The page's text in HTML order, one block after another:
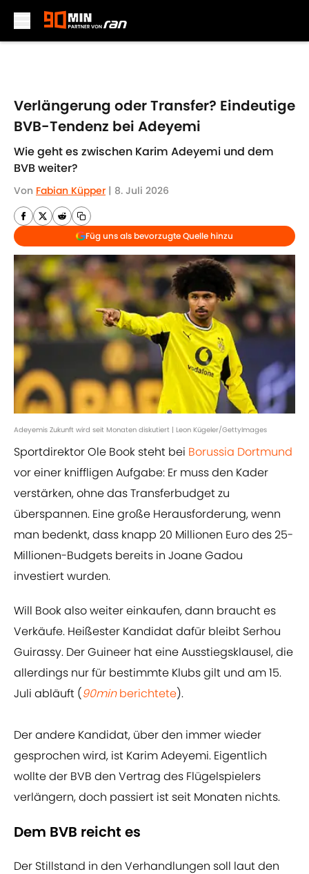
Verlängerung oder Transfer? Eindeutige
BVB-Tendenz bei Adeyemi
Wie geht es zwischen Karim Adeyemi und dem
BVB weiter?
Von Fabian Küpper | 8. Juli 2026
Füg uns als bevorzugte Quelle hinzu
Adeyemis Zukunft wird seit Monaten diskutiert | Leon Kügeler/GettyImages
Sportdirektor Ole Book steht bei Borussia Dortmund
vor einer kniffligen Aufgabe: Er muss den Kader
verstärken, ohne das Transferbudget zu
überspannen. Eine große Herausforderung, wenn
man bedenkt, dass knapp 20 Millionen Euro des 25-
Millionen-Budgets bereits in Joane Gadou
investiert wurden.
Will Book also weiter einkaufen, dann braucht es
Verkäufe. Heißester Kandidat dafür bleibt Serhou
Guirassy. Der Guineer hat eine Ausstiegsklausel, die
allerdings nur für bestimmte Klubs gilt und am 15.
Juli abläuft (90minberichtete).
Der andere Kandidat, über den immer wieder
gesprochen wird, ist Karim Adeyemi. Eigentlich
wollte der BVB den Vertrag des Flügelspielers
verlängern, doch passiert ist seit Monaten nichts.
Dem BVB reicht es
Der Stillstand in den Verhandlungen soll laut den